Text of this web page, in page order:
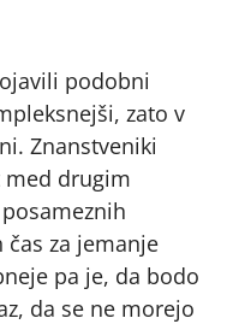
podobni
zato v
Znanstveniki
drugim
za jemanje
pa je, da bodo
da se ne morejo